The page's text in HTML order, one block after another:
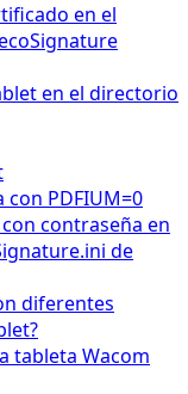
en el
en el directorio
PDFIUM=0
contraseña en
de
diferentes
tableta Wacom